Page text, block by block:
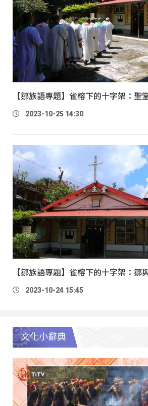
【鄒族語專題】雀榕下的十字架：聖
2023-10-25 14:30
【鄒族語專題】雀榕下的十字架：鄒
2023-10-24 15:45
文化小辭典